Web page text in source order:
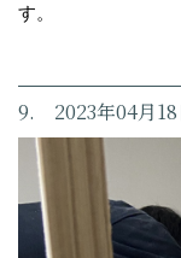
す。
9. 2023年04月18